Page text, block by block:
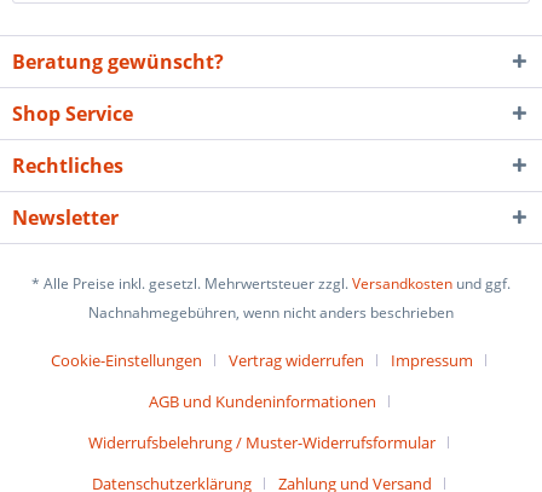
Beratung gewünscht?
Shop Service
Rechtliches
Newsletter
* Alle Preise inkl. gesetzl. Mehrwertsteuer zzgl.Versandkosten und ggf.
Nachnahmegebühren, wenn nicht anders beschrieben
Cookie-Einstellungen Vertrag widerrufen
Impressum
AGB und Kundeninformationen
Widerrufsbelehrung / Muster-Widerrufsformular
Datenschutzerklärung
Zahlung und Versand